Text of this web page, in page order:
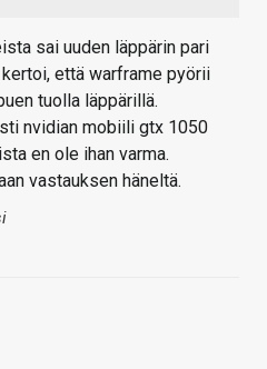
sai uuden läppärin pari
että warframe pyörii
tuolla läppärillä.
nvidian mobiili gtx 1050
en ole ihan varma.
vastauksen häneltä.